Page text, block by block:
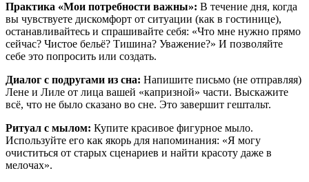
Практика «Мои потребности важны»: В течение дня, когда
вы чувствуете дискомфорт от ситуации (как в гостинице),
останавливайтесь и спрашивайте себя: «Что мне нужно прямо
сейчас? Чистое бельё? Тишина? Уважение?» И позволяйте
себе это попросить или создать.
Диалог с подругами из сна: Напишите письмо (не отправляя)
Лене и Лиле от лица вашей «капризной» части. Выскажите
всё, что не было сказано во сне. Это завершит гештальт.
Ритуал с мылом: Купите красивое фигурное мыло.
Используйте его как якорь для напоминания: «Я могу
очиститься от старых сценариев и найти красоту даже в
мелочах».